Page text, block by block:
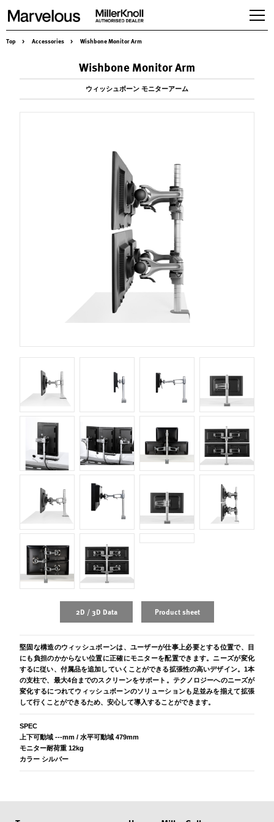
Workspaces
Seating
Tables,desking & Storage
Accessories
About us
Services & Solution
Case studies
Online store
Top > Accessories > Wishbone Monitor Arm
Wishbone Monitor Arm
ウィッシュボーン モニターアーム
2D / 3D Data Product sheet
堅固な構造のウィッシュボーンは、ユーザーが仕事上必要とする位置で、目
にも負担のかからない位置に正確にモニターを配置できます。ニーズが変化
するに従い、付属品を追加していくことができる拡張性の高いデザイン。1本
の支柱で、最大4台までのスクリーンをサポート。テクノロジーへのニーズが
変化するにつれてウィッシュボーンのソリューションも足並みを揃えて拡張
して行くことができるため、安心して導入することができます。
SPEC
上下可動域 ---mm / 水平可動域 479mm
モニター耐荷重 12kg
カラー シルバー